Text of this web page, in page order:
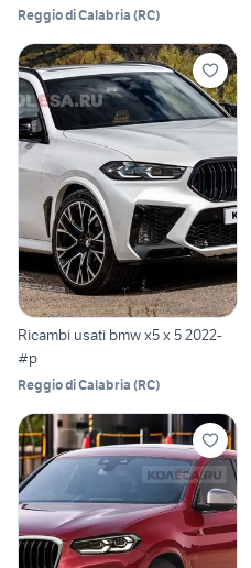
Reggio di Calabria (RC)
Ricambi usati bmw x5 x 5 2022-
#p
Reggio di Calabria (RC)